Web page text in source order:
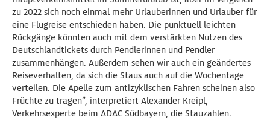
zu 2022 sich noch einmal mehr Urlauberinnen und Urlauber für
eine Flugreise entschieden haben. Die punktuell leichten
Rückgänge könnten auch mit dem verstärkten Nutzen des
Deutschlandtickets durch Pendlerinnen und Pendler
zusammenhängen. Außerdem sehen wir auch ein geändertes
Reiseverhalten, da sich die Staus auch auf die Wochentage
verteilen. Die Apelle zum antizyklischen Fahren scheinen also
Früchte zu tragen“, interpretiert Alexander Kreipl,
Verkehrsexperte beim ADAC Südbayern, die Stauzahlen.